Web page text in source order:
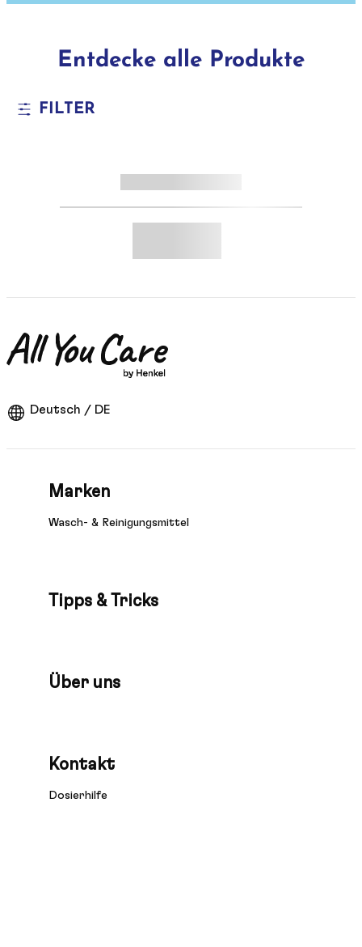
Entdecke alle Produkte
FILTER
Deutsch / DE
Marken
Wasch- & Reinigungsmittel
Tipps & Tricks
Über uns
Kontakt
Dosierhilfe